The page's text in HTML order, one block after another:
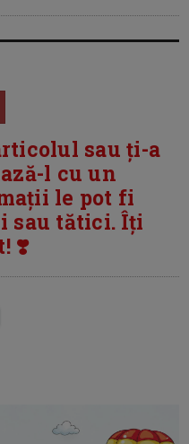
sau ți-a
l cu un
le pot fi
sau tătici. Îți
❣️